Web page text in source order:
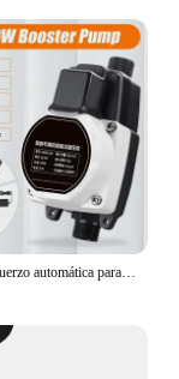
Bomba de refuerzo automática para baño, 240W, 24V, IP56, resistente al agua, controlador de presión para grifo de ducha, calentador de agua para el hogar, impulso frío